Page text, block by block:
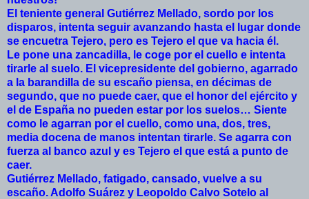
El teniente general Gutiérrez Mellado, sordo por los
disparos, intenta seguir avanzando hasta el lugar donde
se encuetra Tejero, pero es Tejero el que va hacia él.
Le pone una zancadilla, le coge por el cuello e intenta
tirarle al suelo. El vicepresidente del gobierno, agarrado
a la barandilla de su escaño piensa, en décimas de
segundo, que no puede caer, que el honor del ejército y
el de España no pueden estar por los suelos… Siente
como le agarran por el cuello, como una, dos, tres,
media docena de manos intentan tirarle. Se agarra con
fuerza al banco azul y es Tejero el que está a punto de
caer.
Gutiérrez Mellado, fatigado, cansado, vuelve a su
escaño. Adolfo Suárez y Leopoldo Calvo Sotelo al